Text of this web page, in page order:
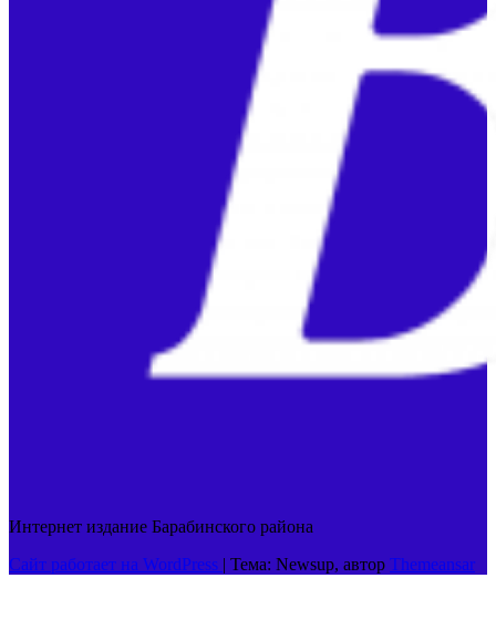
Интернет издание Барабинского района
Сайт работает на WordPress | Тема: Newsup, автор Themeansar